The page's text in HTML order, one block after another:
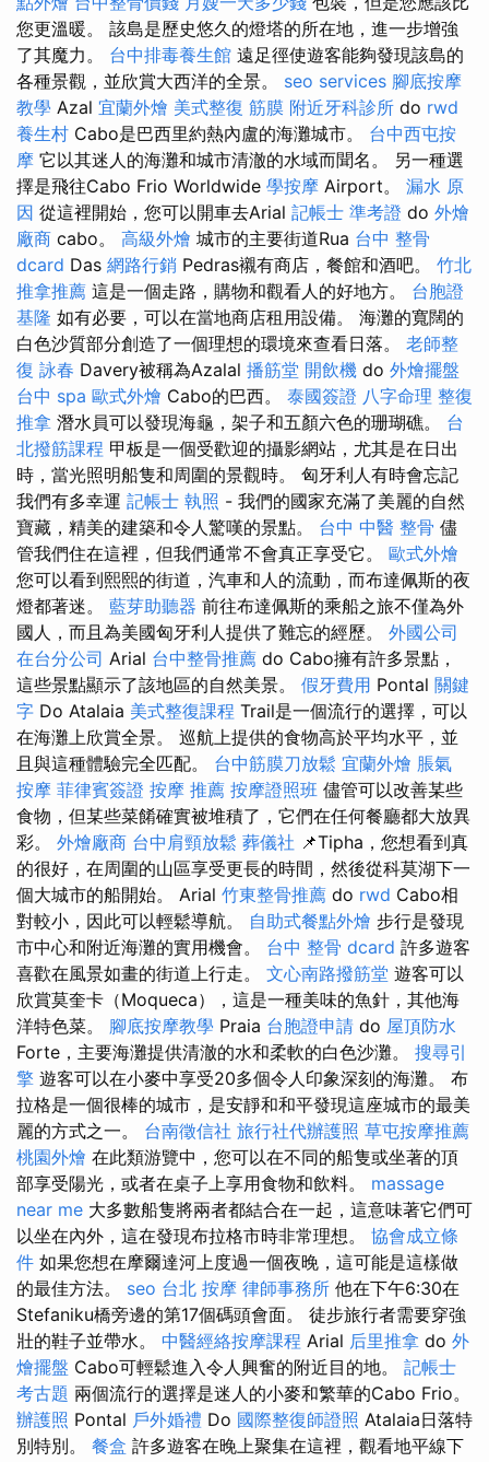
您更溫暖。 該島是歷史悠久的燈塔的所在地，進一步增強
了其魔力。 台中排毒養生館 遠足徑使遊客能夠發現該島的
各種景觀，並欣賞大西洋的全景。 seo services 腳底按摩
教學 Azal 宜蘭外燴 美式整復 筋膜 附近牙科診所 do rwd
養生村 Cabo是巴西里約熱內盧的海灘城市。 台中西屯按
摩 它以其迷人的海灘和城市清澈的水域而聞名。 另一種選
擇是飛往Cabo Frio Worldwide 學按摩 Airport。 漏水 原
因 從這裡開始，您可以開車去Arial 記帳士 準考證 do 外燴
廠商 cabo。 高級外燴 城市的主要街道Rua 台中 整骨
dcard Das 網路行銷 Pedras襯有商店，餐館和酒吧。 竹北
推拿推薦 這是一個走路，購物和觀看人的好地方。 台胞證
基隆 如有必要，可以在當地商店租用設備。 海灘的寬闊的
白色沙質部分創造了一個理想的環境來查看日落。 老師整
復 詠春 Davery被稱為Azalal 播筋堂 開飲機 do 外燴擺盤
台中 spa 歐式外燴 Cabo的巴西。 泰國簽證 八字命理 整復
推拿 潛水員可以發現海龜，架子和五顏六色的珊瑚礁。 台
北撥筋課程 甲板是一個受歡迎的攝影網站，尤其是在日出
時，當光照明船隻和周圍的景觀時。 匈牙利人有時會忘記
我們有多幸運 記帳士 執照 - 我們的國家充滿了美麗的自然
寶藏，精美的建築和令人驚嘆的景點。 台中 中醫 整骨 儘
管我們住在這裡，但我們通常不會真正享受它。 歐式外燴
您可以看到熙熙的街道，汽車和人的流動，而布達佩斯的夜
燈都著迷。 藍芽助聽器 前往布達佩斯的乘船之旅不僅為外
國​​人，而且為美國匈牙利人提供了難忘的經歷。 外國公司
在台分公司 Arial 台中整骨推薦 do Cabo擁有許多景點，
這些景點顯示了該地區的自然美景。 假牙費用 Pontal 關鍵
字 Do Atalaia 美式整復課程 Trail是一個流行的選擇，可以
在海灘上欣賞全景。 巡航上提供的食物高於平均水平，並
且與這種體驗完全匹配。 台中筋膜刀放鬆 宜蘭外燴 脹氣
按摩 菲律賓簽證 按摩 推薦 按摩證照班 儘管可以改善某些
食物，但某些菜餚確實被堆積了，它們在任何餐廳都大放異
彩。 外燴廠商 台中肩頸放鬆 葬儀社 📌Tipha，您想看到真
的很好，在周圍的山區享受更長的時間，然後從科莫湖下一
個大城市的船開始。 Arial 竹東整骨推薦 do rwd Cabo相
對較小，因此可以輕鬆導航。 自助式餐點外燴 步行是發現
市中心和附近海灘的實用機會。 台中 整骨 dcard 許多遊客
喜歡在風景如畫的街道上行走。 文心南路撥筋堂 遊客可以
欣賞莫奎卡（Moqueca），這是一種美味的魚針，其他海
洋特色菜。 腳底按摩教學 Praia 台胞證申請 do 屋頂防水
Forte，主要海灘提供清澈的水和柔軟的白色沙灘。 搜尋引
擎 遊客可以在小麥中享受20多個令人印象深刻的海灘。 布
拉格是一個很棒的城市，是安靜和和平發現這座城市的最美
麗的方式之一。 台南徵信社 旅行社代辦護照 草屯按摩推薦
桃園外燴 在此類游覽中，您可以在不同的船隻或坐著的頂
部享受陽光，或者在桌子上享用食物和飲料。 massage
near me 大多數船隻將兩者都結合在一起，這意味著它們可
以坐在內外，這在發現布拉格市時非常理想。 協會成立條
件 如果您想在摩爾達河上度過一個夜晚，這可能是這樣做
的最佳方法。 seo 台北 按摩 律師事務所 他在下午6:30在
Stefaniku橋旁邊的第17個碼頭會面。 徒步旅行者需要穿強
壯的鞋子並帶水。 中醫經絡按摩課程 Arial 后里推拿 do 外
燴擺盤 Cabo可輕鬆進入令人興奮的附近目的地。 記帳士
考古題 兩個流行的選擇是迷人的小麥和繁華的Cabo Frio。
辦護照 Pontal 戶外婚禮 Do 國際整復師證照 Atalaia日落特
別特別。 餐盒 許多遊客在晚上聚集在這裡，觀看地平線下